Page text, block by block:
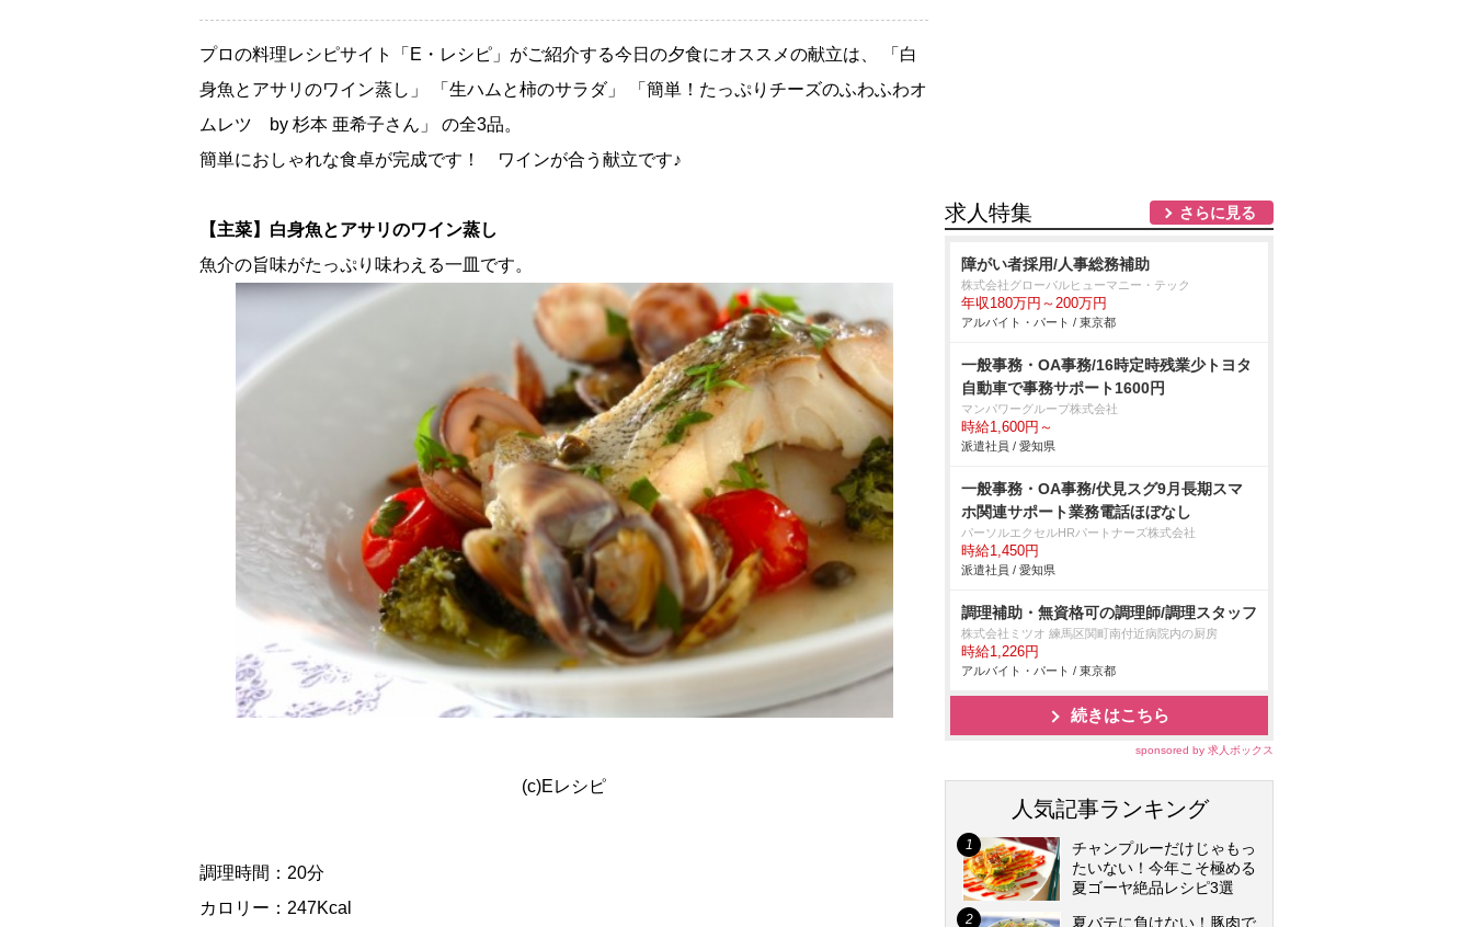
プロの料理レシピサイト「E・レシピ」がご紹介する今日の夕食にオススメの献立は、 「白
身魚とアサリのワイン蒸し」 「生ハムと柿のサラダ」 「簡単！たっぷりチーズのふわふわオ
ムレツ by 杉本 亜希子さん」 の全3品。
簡単におしゃれな食卓が完成です！ ワインが合う献立です♪
【主菜】白身魚とアサリのワイン蒸し
魚介の旨味がたっぷり味わえる一皿です。
(c)Eレシピ
調理時間：20分
カロリー：247Kcal
求人特集 さらに見る
障がい者採用/人事総務補助
株式会社グローバルヒューマニー・テック
年収180万円～200万円
アルバイト・パート / 東京都
一般事務・OA事務/16時定時残業少トヨタ
自動車で事務サポート1600円
マンパワーグループ株式会社
時給1,600円～
派遣社員 / 愛知県
一般事務・OA事務/伏見スグ9月長期スマ
ホ関連サポート業務電話ほぼなし
パーソルエクセルHRパートナーズ株式会社
時給1,450円
派遣社員 / 愛知県
調理補助・無資格可の調理師/調理スタッフ
株式会社ミツオ 練馬区関町南付近病院内の厨房
時給1,226円
アルバイト・パート / 東京都
続きはこちら
sponsored by 求人ボックス
人気記事ランキング
チャンプルーだけじゃもっ
たいない！今年こそ極める
夏ゴーヤ絶品レシピ3選
夏バテに負けない！豚肉で